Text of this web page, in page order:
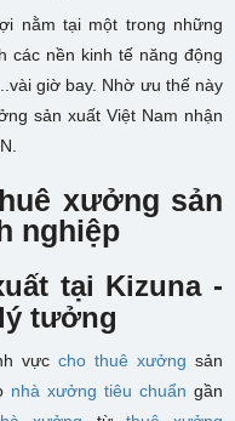
nằm tại một trong những
các nền kinh tế năng động
giờ bay. Nhờ ưu thế này
sản xuất Việt Nam nhận
xưởng sản
nghiệp
tại Kizuna -
tưởng
vực cho thuê xưởng sản
nhà xưởng tiêu chuẩn gần